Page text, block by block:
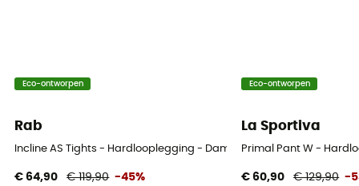
Eco-ontworpen
Rab
Incline AS Tights - Hardlooplegging - Dames
€ 64,90 € 119,90 -45%
Eco-ontworpen
La Sportiva
Primal Pant W -
€ 60,90 € 129,90 -